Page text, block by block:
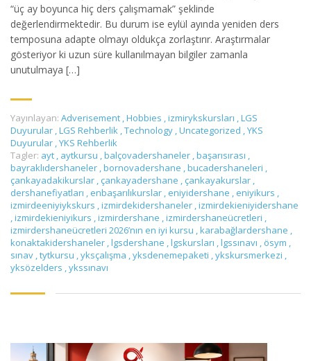
“üç ay boyunca hiç ders çalışmamak” şeklinde
değerlendirmektedir. Bu durum ise eylül ayında yeniden ders
temposuna adapte olmayı oldukça zorlaştırır. Araştırmalar
gösteriyor ki uzun süre kullanılmayan bilgiler zamanla
unutulmaya […]
Yayınlayan: Adverisement Hobbies izmirykskursları LGS
Duyurular LGS Rehberlik Technology Uncategorized YKS
Duyurular YKS Rehberlik
Tagler: ayt aytkursu balçovadershaneler başarısırası
bayraklıdershaneler bornovadershane bucadershaneleri
çankayadakikurslar çankayadershane çankayakurslar
dershanefiyatları
enbaşarılıkurslar eniyidershane eniyikurs
izmirdeeniyiykskurs izmirdekidershaneler izmirdekieniyidershane
izmirdekieniyikurs izmirdershane izmirdershaneücretleri
izmirdershaneücretleri 2026’nın en iyi kursu karabağlardershane
konaktakidershaneler lgsdershane lgskursları lgssınavı ösym
sınav tytkursu yksçalışma yksdenemepaketi ykskursmerkezi
yksözelders ykssınavı